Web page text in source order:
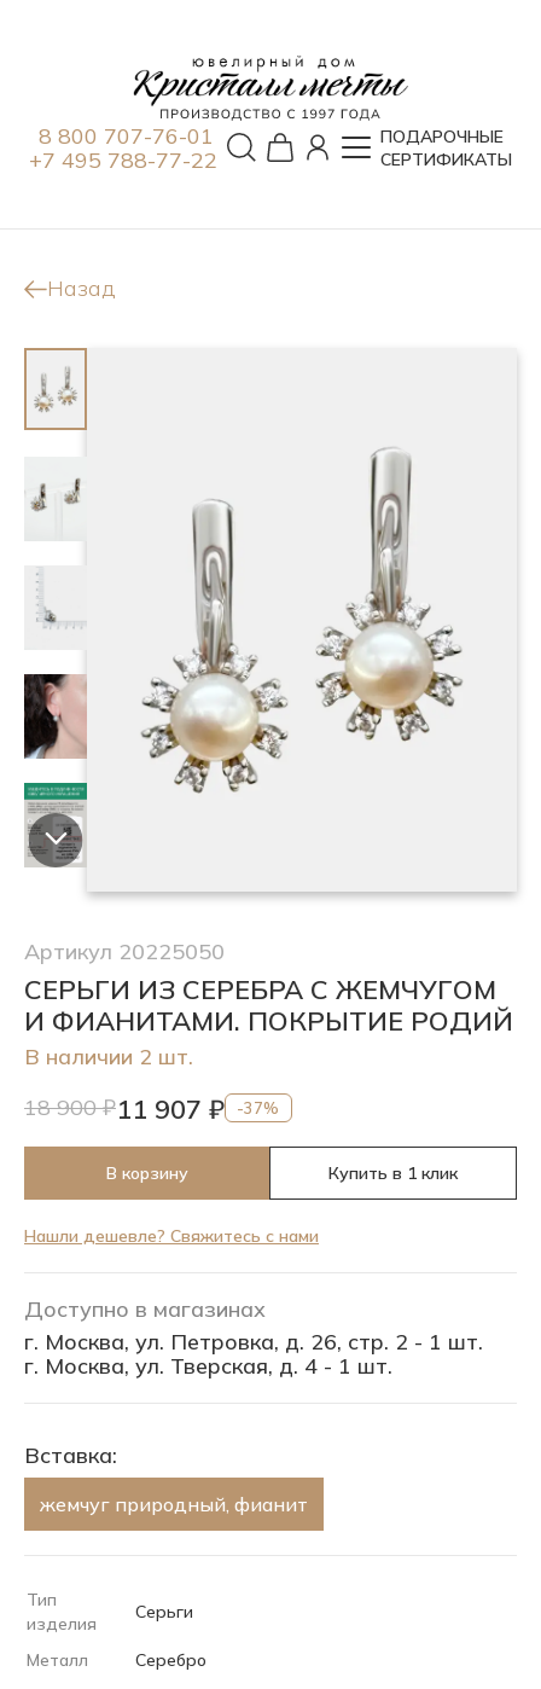
8 800 707-76-01
+7 495 788-77-22
ПОДАРОЧНЫЕ
СЕРТИФИКАТЫ
Назад
Артикул 20225050
СЕРЬГИ ИЗ СЕРЕБРА С ЖЕМЧУГОМ
И ФИАНИТАМИ. ПОКРЫТИЕ РОДИЙ
В наличии 2 шт.
18 900 ₽11 907 ₽ -37%
В корзину Купить в 1 клик
Нашли дешевле? Свяжитесь с нами
Доступно в магазинах
г. Москва, ул. Петровка, д. 26, стр. 2 - 1 шт.
г. Москва, ул. Тверская, д. 4 - 1 шт.
Вставка:
жемчуг природный, фианит
Тип
изделия
Серьги
Металл
Серебро